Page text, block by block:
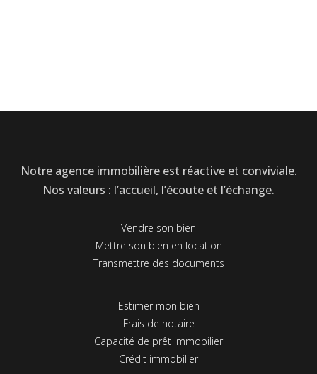
Notre agence immobilière est réactive et conviviale.
Nos valeurs : l’accueil, l’écoute et l’échange.
Vendre son bien
Mettre son bien en location
Transmettre des documents
Estimer mon bien
Frais de notaire
Capacité de prêt immobilier
Crédit immobilier